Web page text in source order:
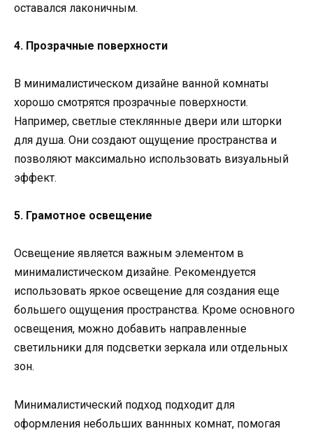
оставался лаконичным.
4. Прозрачные поверхности
В минималистическом дизайне ванной комнаты
хорошо смотрятся прозрачные поверхности.
Например, светлые стеклянные двери или шторки
для душа. Они создают ощущение пространства и
позволяют максимально использовать визуальный
эффект.
5. Грамотное освещение
Освещение является важным элементом в
минималистическом дизайне. Рекомендуется
использовать яркое освещение для создания еще
большего ощущения пространства. Кроме основного
освещения, можно добавить направленные
светильники для подсветки зеркала или отдельных
зон.
Минималистический подход подходит для
оформления небольших ваннных комнат, помогая